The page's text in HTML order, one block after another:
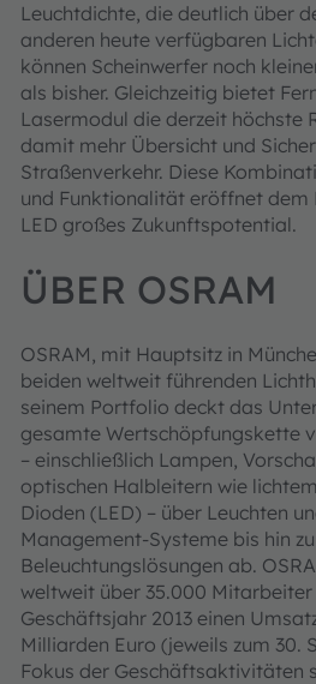
Leuchtdichte, die deutlich über
anderen heute verfügbaren
können Scheinwerfer noch
als bisher. Gleichzeitig bietet
Lasermodul die derzeit höchste
damit mehr Übersicht und
Straßenverkehr. Diese
und Funktionalität eröffnet dem
LED großes Zukunftspotential.
ÜBER OSRAM
OSRAM, mit Hauptsitz in
beiden weltweit führenden
seinem Portfolio deckt das
gesamte Wertschöpfungskette
– einschließlich Lampen,
optischen Halbleitern wie
Dioden (LED) – über Leuchten
Management-Systeme bis hin zu
Beleuchtungslösungen ab.
weltweit über 35.000 Mitarbeiter
Geschäftsjahr 2013 einen
Milliarden Euro (jeweils zum 30.
Fokus der Geschäftsaktivitäten